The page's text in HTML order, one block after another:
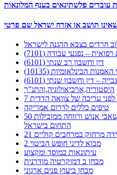
פלשתינאים בענף המלונאות
תושב או אזרח ישראל שם פרטי
חרדים בצבא ההגנה לישראל
– נפגעי עבודה (7101)
דין וחשבון רב שנתי (6101)
הבינלאומיות (10135)
– דין וחשבון שנתי (6101)
היסטוריה,ארכיאולוגיה,והתנ”ך
לפני עריכה של צוואה הדדית
טיפים כללים לדרום אמריקה
50 טיפים ויותר לניהול חווית עובד, משאבי אנוש ורווחה ממובילות
התחום בישראל
מרחוק במרחבים קוליים
מבוא לדיני חופש הביטוי 2
עיתונאות כמוסד ומקצוע
מבחן ב דמוקרטיה מודרנית
מבחן ביעוץ פנים ארגוני